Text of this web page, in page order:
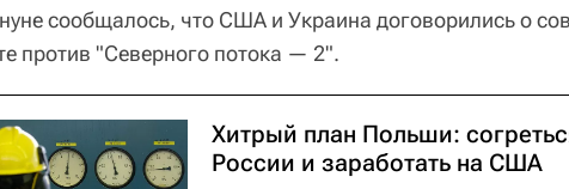
сообщалось, что США и Украина договорились о
против "Северного потока — 2".
Хитрый план Польши:
России и заработать на США